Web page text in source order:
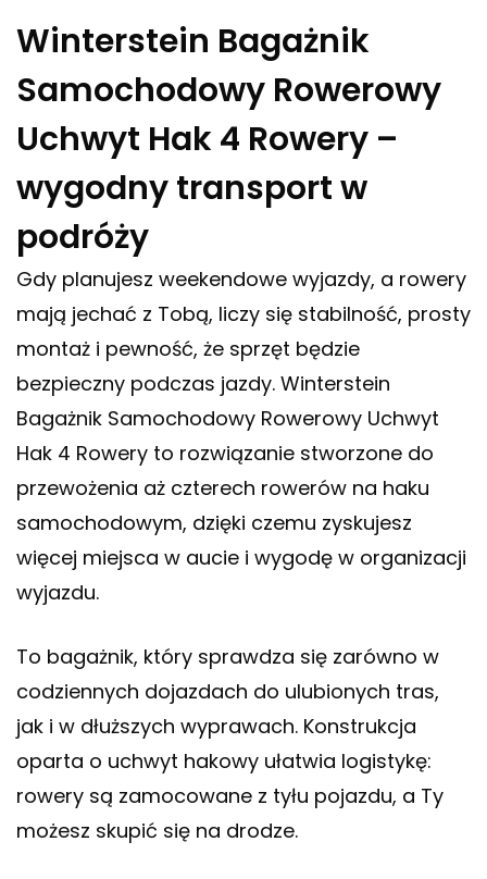
Winterstein Bagażnik
Samochodowy Rowerowy
Uchwyt Hak 4 Rowery –
wygodny transport w
podróży
Gdy planujesz weekendowe wyjazdy, a rowery
mają jechać z Tobą, liczy się stabilność, prosty
montaż i pewność, że sprzęt będzie
bezpieczny podczas jazdy. Winterstein
Bagażnik Samochodowy Rowerowy Uchwyt
Hak 4 Rowery to rozwiązanie stworzone do
przewożenia aż czterech rowerów na haku
samochodowym, dzięki czemu zyskujesz
więcej miejsca w aucie i wygodę w organizacji
wyjazdu.
To bagażnik, który sprawdza się zarówno w
codziennych dojazdach do ulubionych tras,
jak i w dłuższych wyprawach. Konstrukcja
oparta o uchwyt hakowy ułatwia logistykę:
rowery są zamocowane z tyłu pojazdu, a Ty
możesz skupić się na drodze.